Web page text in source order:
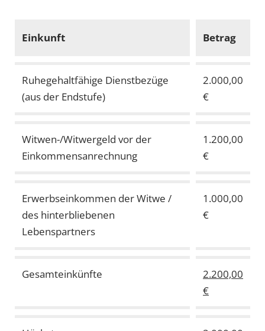
Einkunft Betrag
Ruhegehaltfähige Dienstbezüge
(aus der Endstufe)
2.000,00
€
Witwen-/Witwergeld vor der
Einkommensanrechnung
1.200,00
€
Erwerbseinkommen der Witwe /
des hinterbliebenen
Lebenspartners
1.000,00
€
Gesamteinkünfte
2.200,00
€